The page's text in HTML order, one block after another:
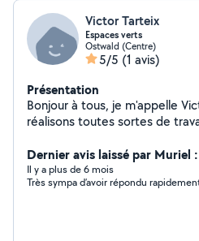
Victor Tarteix
Espaces verts
Ostwald (Centre)
5/5 (1 avis)
Présentation
Bonjour à tous, je m'appelle
réalisons toutes sortes de
Dernier avis laissé par Muriel
Il y a plus de 6 mois
Très sympa d’avoir répondu